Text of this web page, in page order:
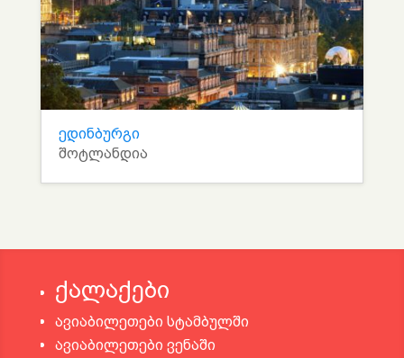
ედინბურგი
შოტლანდია
ქალაქები
ავიაბილეთები სტამბულში
ავიაბილეთები ვენაში